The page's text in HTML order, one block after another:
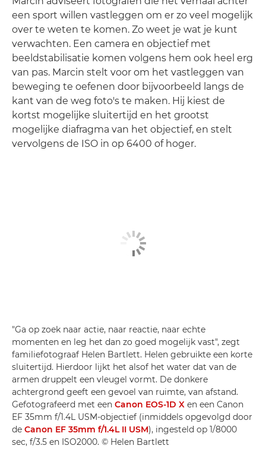
een sport willen vastleggen om er zo veel mogelijk
over te weten te komen. Zo weet je wat je kunt
verwachten. Een camera en objectief met
beeldstabilisatie komen volgens hem ook heel erg
van pas. Marcin stelt voor om het vastleggen van
beweging te oefenen door bijvoorbeeld langs de
kant van de weg foto's te maken. Hij kiest de
kortst mogelijke sluitertijd en het grootst
mogelijke diafragma van het objectief, en stelt
vervolgens de ISO in op 6400 of hoger.
"Ga op zoek naar actie, naar reactie, naar echte
momenten en leg het dan zo goed mogelijk vast", zegt
familiefotograaf Helen Bartlett. Helen gebruikte een korte
sluitertijd. Hierdoor lijkt het alsof het water dat van de
armen druppelt een vleugel vormt. De donkere
achtergrond geeft een gevoel van ruimte, van afstand.
Gefotografeerd met een Canon EOS-1D X en een Canon
EF 35mm f/1.4L USM-objectief (inmiddels opgevolgd door
de Canon EF 35mm f/1.4L II USM), ingesteld op 1/8000
sec, f/3.5 en ISO2000. © Helen Bartlett